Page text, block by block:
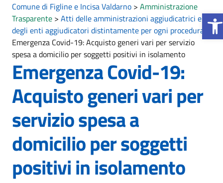
Apri
Comune di Figline e Incisa Valdarno > Amministrazione
Trasparente > Atti delle amministrazioni aggiudicatrici e
degli enti aggiudicatori distintamente per ogni procedura
Emergenza Covid-19: Acquisto generi vari per servizio
spesa a domicilio per soggetti positivi in isolamento
Emergenza Covid-19:
Acquisto generi vari per
servizio spesa a
domicilio per soggetti
positivi in isolamento